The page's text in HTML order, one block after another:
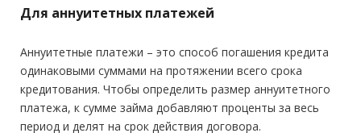
Для аннуитетных платежей
Аннуитетные платежи – это способ погашения кредита
одинаковыми суммами на протяжении всего срока
кредитования. Чтобы определить размер аннуитетного
платежа, к сумме займа добавляют проценты за весь
период и делят на срок действия договора.